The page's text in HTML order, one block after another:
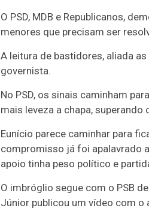
O PSD, MDB e Republicanos,
menores que precisam ser
A leitura de bastidores, aliada
governista.
No PSD, os sinais caminham
mais leveza a chapa,
Eunício parece caminhar para
compromisso já foi apalavrado
apoio tinha peso político e
O imbróglio segue com o PSB
Júnior publicou um vídeo com